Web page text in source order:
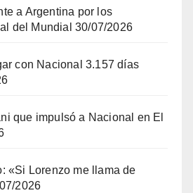
a Argentina por los
del Mundial 30/07/2026
con Nacional 3.157 días
que impulsó a Nacional en El
«Si Lorenzo me llama de
2026